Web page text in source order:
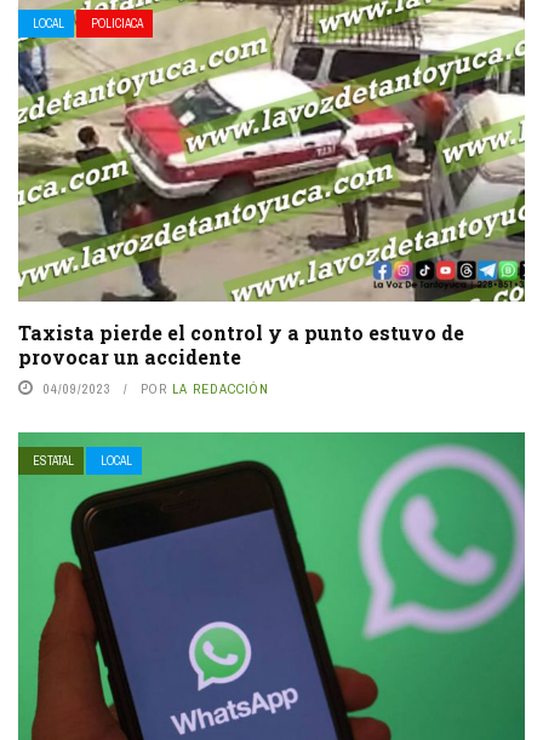
LOCAL POLICIACA
Taxista pierde el control y a punto estuvo de
provocar un accidente
04/09/2023 POR LA REDACCIÓN
ESTATAL LOCAL